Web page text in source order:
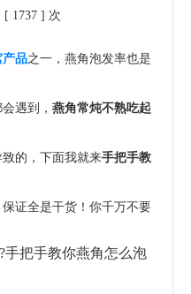
[ 1737 ] 次
产品之一，燕角泡发率也是
会遇到，燕角常炖不熟吃起
的，下面我就来手把手教
证全是干货！你千万不要